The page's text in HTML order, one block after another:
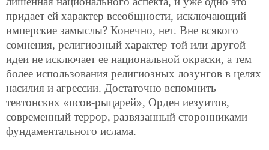
придает ей характер всеобщности, исключающий
имперские замыслы? Конечно, нет. Вне всякого
сомнения, религиозный характер той или другой
идеи не исключает ее национальной окраски, а тем
более использования религиозных лозунгов в целях
насилия и агрессии. Достаточно вспомнить
тевтонских «псов-рыцарей», Орден иезуитов,
современный террор, развязанный сторонниками
фундаментального ислама.